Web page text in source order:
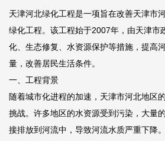
天津河北绿化工程是一项旨在改善天津市
绿化工程。该工程始于2007年，由天津市
化、生态修复、水资源保护等措施，提高
量，改善居民生活条件。
一、工程背景
随着城市化进程的加速，天津市河北地区
挑战。许多地区的水资源受到污染，大量
接排放到河流中，导致河流水质严重下降